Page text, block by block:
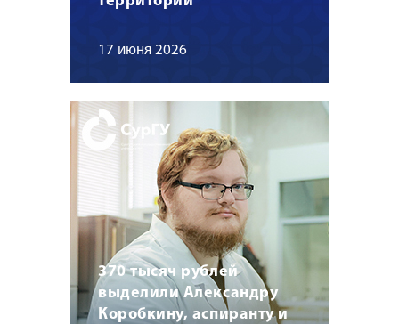
17 июня 2026
370 тысяч рублей
выделили Александру
Коробкину, аспиранту и